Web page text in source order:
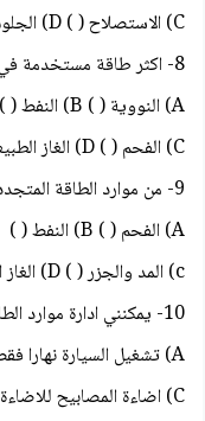
C) الاستصلاح ( ) D) الجلوس بالبيت
8- اکثر طاقة مستخدمة في دولة الإمارات العربية :
A) النووية ( ) B) النفط ( )
C) الفحم ( ) D) الغاز الطبيعي ( )
9- من موارد الطاقة المتجددة :
A) الفحم ( ) B) النفط ( )
c) المد والجزر ( ) D) الغاز الطبيعي ( )
10- يمكنني ادارة موارد الطاقة المتجددة عن طريق :
A) تشغيل السيارة نهارا فقط ( ) B) استخدام المكيفات ليلا فقط ( )
C) اضاءة المصابيح للاضاءة ( ) D) تثقيف الأخرين بشأنها ( )